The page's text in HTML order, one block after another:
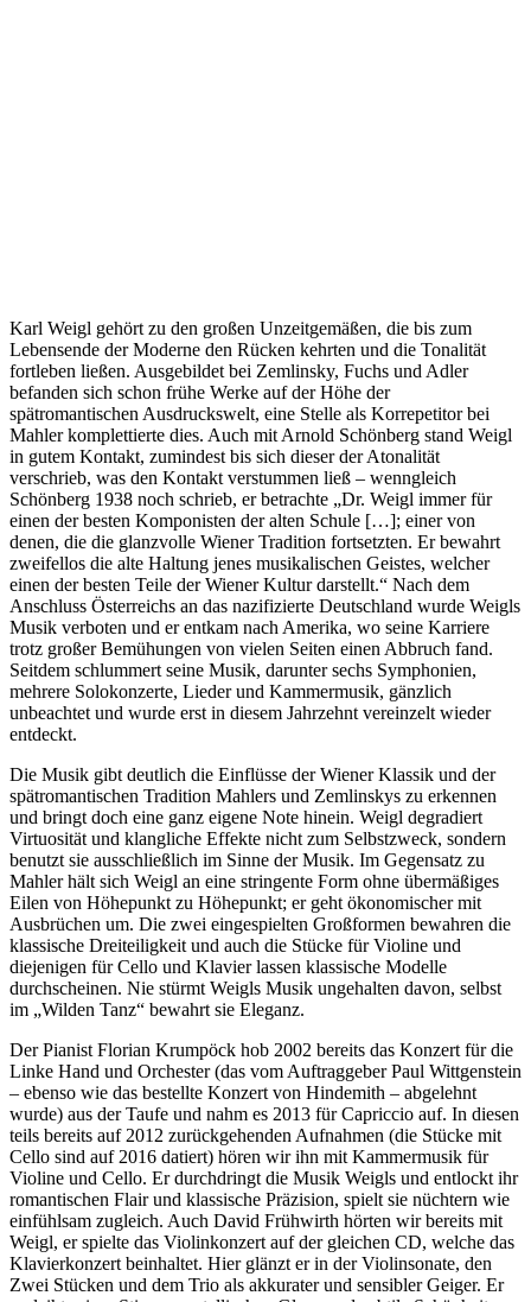
Karl Weigl gehört zu den großen Unzeitgemäßen, die bis zum
Lebensende der Moderne den Rücken kehrten und die Tonalität
fortleben ließen. Ausgebildet bei Zemlinsky, Fuchs und Adler
befanden sich schon frühe Werke auf der Höhe der
spätromantischen Ausdruckswelt, eine Stelle als Korrepetitor bei
Mahler komplettierte dies. Auch mit Arnold Schönberg stand Weigl
in gutem Kontakt, zumindest bis sich dieser der Atonalität
verschrieb, was den Kontakt verstummen ließ – wenngleich
Schönberg 1938 noch schrieb, er betrachte „Dr. Weigl immer für
einen der besten Komponisten der alten Schule […]; einer von
denen, die die glanzvolle Wiener Tradition fortsetzten. Er bewahrt
zweifellos die alte Haltung jenes musikalischen Geistes, welcher
einen der besten Teile der Wiener Kultur darstellt.“ Nach dem
Anschluss Österreichs an das nazifizierte Deutschland wurde Weigls
Musik verboten und er entkam nach Amerika, wo seine Karriere
trotz großer Bemühungen von vielen Seiten einen Abbruch fand.
Seitdem schlummert seine Musik, darunter sechs Symphonien,
mehrere Solokonzerte, Lieder und Kammermusik, gänzlich
unbeachtet und wurde erst in diesem Jahrzehnt vereinzelt wieder
entdeckt.
Die Musik gibt deutlich die Einflüsse der Wiener Klassik und der
spätromantischen Tradition Mahlers und Zemlinskys zu erkennen
und bringt doch eine ganz eigene Note hinein. Weigl degradiert
Virtuosität und klangliche Effekte nicht zum Selbstzweck, sondern
benutzt sie ausschließlich im Sinne der Musik. Im Gegensatz zu
Mahler hält sich Weigl an eine stringente Form ohne übermäßiges
Eilen von Höhepunkt zu Höhepunkt; er geht ökonomischer mit
Ausbrüchen um. Die zwei eingespielten Großformen bewahren die
klassische Dreiteiligkeit und auch die Stücke für Violine und
diejenigen für Cello und Klavier lassen klassische Modelle
durchscheinen. Nie stürmt Weigls Musik ungehalten davon, selbst
im „Wilden Tanz“ bewahrt sie Eleganz.
Der Pianist Florian Krumpöck hob 2002 bereits das Konzert für die
Linke Hand und Orchester (das vom Auftraggeber Paul Wittgenstein
– ebenso wie das bestellte Konzert von Hindemith – abgelehnt
wurde) aus der Taufe und nahm es 2013 für Capriccio auf. In diesen
teils bereits auf 2012 zurückgehenden Aufnahmen (die Stücke mit
Cello sind auf 2016 datiert) hören wir ihn mit Kammermusik für
Violine und Cello. Er durchdringt die Musik Weigls und entlockt ihr
romantischen Flair und klassische Präzision, spielt sie nüchtern wie
einfühlsam zugleich. Auch David Frühwirth hörten wir bereits mit
Weigl, er spielte das Violinkonzert auf der gleichen CD, welche das
Klavierkonzert beinhaltet. Hier glänzt er in der Violinsonate, den
Zwei Stücken und dem Trio als akkurater und sensibler Geiger. Er